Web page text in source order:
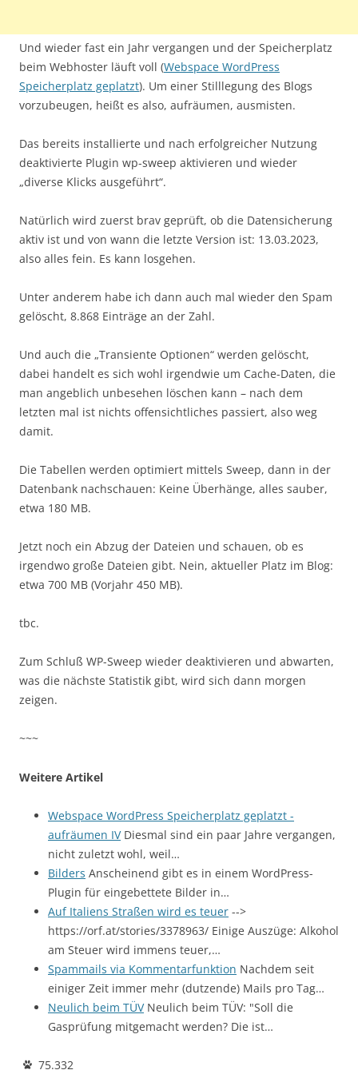
Und wieder fast ein Jahr vergangen und der Speicherplatz
beim Webhoster läuft voll (Webspace WordPress
Speicherplatz geplatzt). Um einer Stilllegung des Blogs
vorzubeugen, heißt es also, aufräumen, ausmisten.
Das bereits installierte und nach erfolgreicher Nutzung
deaktivierte Plugin wp-sweep aktivieren und wieder
„diverse Klicks ausgeführt“.
Natürlich wird zuerst brav geprüft, ob die Datensicherung
aktiv ist und von wann die letzte Version ist: 13.03.2023,
also alles fein. Es kann losgehen.
Unter anderem habe ich dann auch mal wieder den Spam
gelöscht, 8.868 Einträge an der Zahl.
Und auch die „Transiente Optionen“ werden gelöscht,
dabei handelt es sich wohl irgendwie um Cache-Daten, die
man angeblich unbesehen löschen kann – nach dem
letzten mal ist nichts offensichtliches passiert, also weg
damit.
Die Tabellen werden optimiert mittels Sweep, dann in der
Datenbank nachschauen: Keine Überhänge, alles sauber,
etwa 180 MB.
Jetzt noch ein Abzug der Dateien und schauen, ob es
irgendwo große Dateien gibt. Nein, aktueller Platz im Blog:
etwa 700 MB (Vorjahr 450 MB).
tbc.
Zum Schluß WP-Sweep wieder deaktivieren und abwarten,
was die nächste Statistik gibt, wird sich dann morgen
zeigen.
~~~
Weitere Artikel
Webspace WordPress Speicherplatz geplatzt -
aufräumen IVDiesmal sind ein paar Jahre vergangen,
nicht zuletzt wohl, weil…
Bilders Anscheinend gibt es in einem WordPress-
Plugin für eingebettete Bilder in…
Auf Italiens Straßen wird es teuer -->
https://orf.at/stories/3378963/ Einige Auszüge: Alkohol
am Steuer wird immens teuer,…
Spammails via Kommentarfunktion Nachdem seit
einiger Zeit immer mehr (dutzende) Mails pro Tag…
Neulich beim TÜVNeulich beim TÜV: "Soll die
Gasprüfung mitgemacht werden? Die ist…
75.332